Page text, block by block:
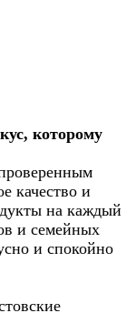
которому
качество и
на каждый
и семейных
и спокойно